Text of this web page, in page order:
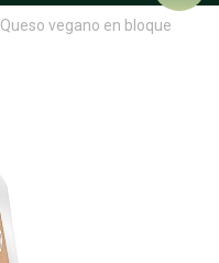
Queso vegano en bloque